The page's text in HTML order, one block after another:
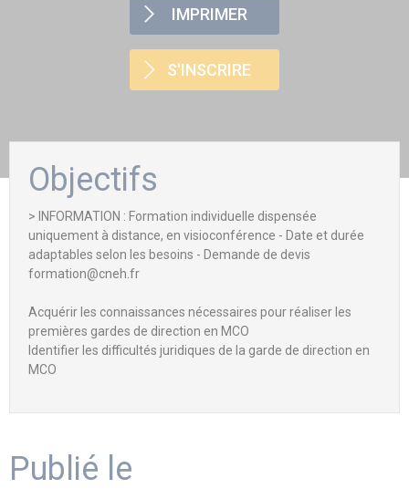
IMPRIMER
S'INSCRIRE
Objectifs
> INFORMATION : Formation individuelle dispensée
uniquement à distance, en visioconférence - Date et durée
adaptables selon les besoins - Demande de devis
formation@cneh.fr
Acquérir les connaissances nécessaires pour réaliser les
premières gardes de direction en MCO
Identifier les difficultés juridiques de la garde de direction en
MCO
Publié le